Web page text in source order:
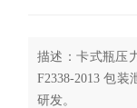
描述：卡式瓶压
F2338-2013 包
研发。